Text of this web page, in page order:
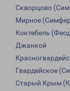
Скворцово
Мирное
Коктебель
Джанкой
Гвардейское
Старый Крым